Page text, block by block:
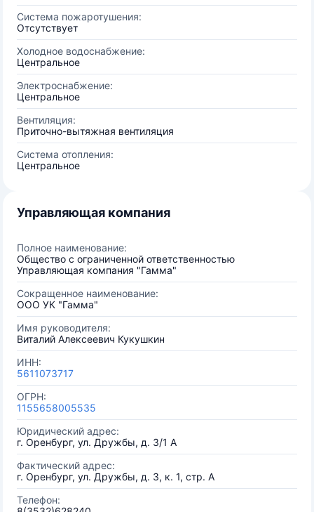
Система пожаротушения:
Отсутствует
Холодное водоснабжение:
Центральное
Электроснабжение:
Центральное
Вентиляция:
Приточно-вытяжная вентиляция
Система отопления:
Центральное
Управляющая компания
Полное наименование:
Общество с ограниченной ответственностью
Управляющая компания "Гамма"
Сокращенное наименование:
ООО УК "Гамма"
Имя руководителя:
Виталий Алексеевич Кукушкин
ИНН:
5611073717
ОГРН:
1155658005535
Юридический адрес:
г. Оренбург, ул. Дружбы, д. 3/1 А
Фактический адрес:
г. Оренбург, ул. Дружбы, д. 3, к. 1, стр. А
Телефон: